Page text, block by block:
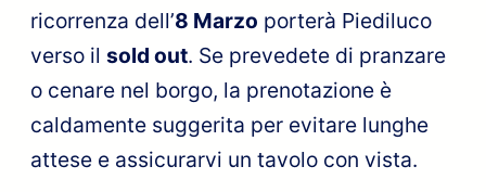
ricorrenza dell’8 Marzo porterà Piediluco
verso il sold out. Se prevedete di pranzare
o cenare nel borgo, la prenotazione è
caldamente suggerita per evitare lunghe
attese e assicurarvi un tavolo con vista.